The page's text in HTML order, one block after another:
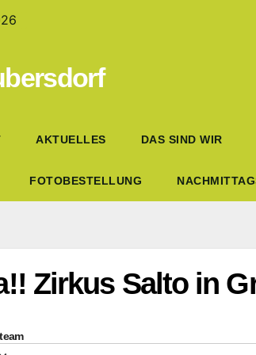
AKTUELLES DAS SIND WIR
FOTOBESTELLUNG
Zirkus Salto in